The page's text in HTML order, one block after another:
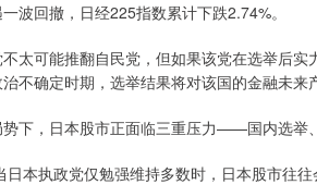
波回撤，日经225指数累计下跌2.74%。
可能推翻自民党，但如果该党在选举后实
不确定时期，选举结果将对该国的金融未来
，日本股市正面临三重压力——国内选举、
执政党仅勉强维持多数时，日本股市往往